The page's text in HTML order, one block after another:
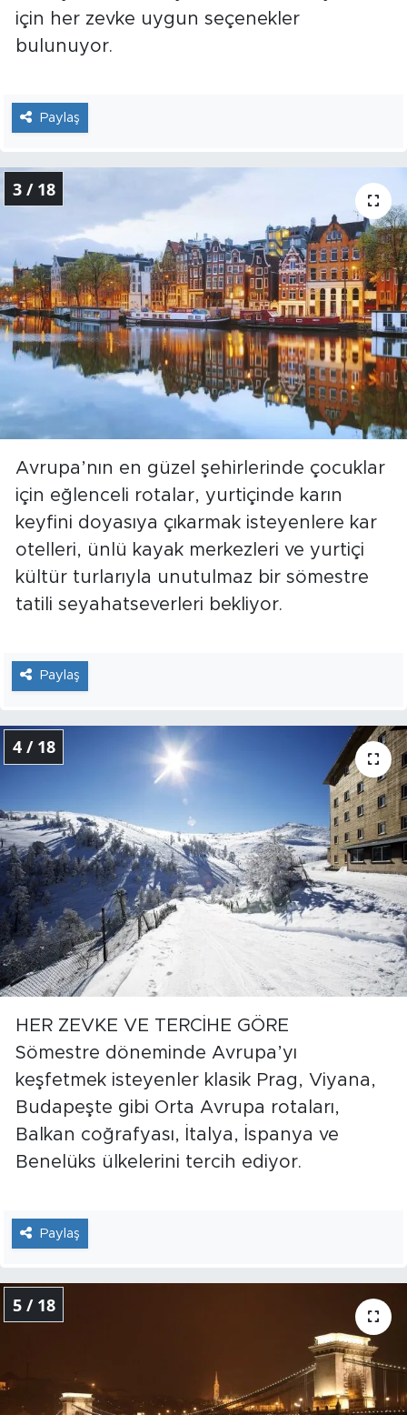
için her zevke uygun seçenekler
bulunuyor.
Paylaş
3 / 18
Avrupa’nın en güzel şehirlerinde çocuklar
için eğlenceli rotalar, yurtiçinde karın
keyfini doyasıya çıkarmak isteyenlere kar
otelleri, ünlü kayak merkezleri ve yurtiçi
kültür turlarıyla unutulmaz bir sömestre
tatili seyahatseverleri bekliyor.
Paylaş
4 / 18
HER ZEVKE VE TERCİHE GÖRE
Sömestre döneminde Avrupa’yı
keşfetmek isteyenler klasik Prag, Viyana,
Budapeşte gibi Orta Avrupa rotaları,
Balkan coğrafyası, İtalya, İspanya ve
Benelüks ülkelerini tercih ediyor.
Paylaş
5 / 18